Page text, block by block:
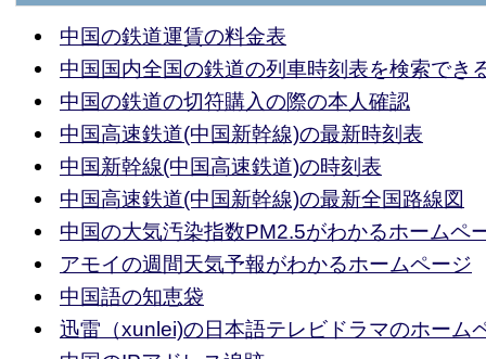
中国の鉄道運賃の料金表
中国国内全国の鉄道の列車時刻表を検索でき
中国の鉄道の切符購入の際の本人確認
中国高速鉄道(中国新幹線)の最新時刻表
中国新幹線(中国高速鉄道)の時刻表
中国高速鉄道(中国新幹線)の最新全国路線図
中国の大気汚染指数PM2.5がわかるホームペ
アモイの週間天気予報がわかるホームページ
中国語の知恵袋
迅雷（xunlei)の日本語テレビドラマのホーム